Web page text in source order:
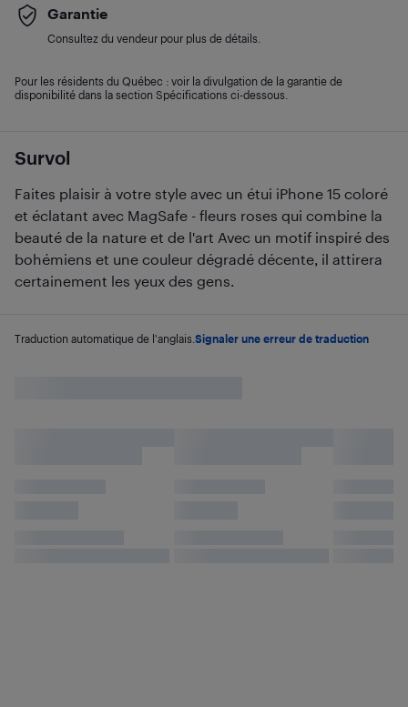
Survol
Faites plaisir à votre style avec un étui iPhone 15 coloré
et éclatant avec MagSafe - fleurs roses qui combine la
beauté de la nature et de l'art Avec un motif inspiré des
bohémiens et une couleur dégradé décente, il attirera
certainement les yeux des gens.
Traduction automatique de l'anglais. Signaler une erreur de traduction
Garantie
Consultez du vendeur pour plus de détails.
Pour les résidents du Québec : voir la divulgation de la garantie de
disponibilité dans la section Spécifications ci-dessous.